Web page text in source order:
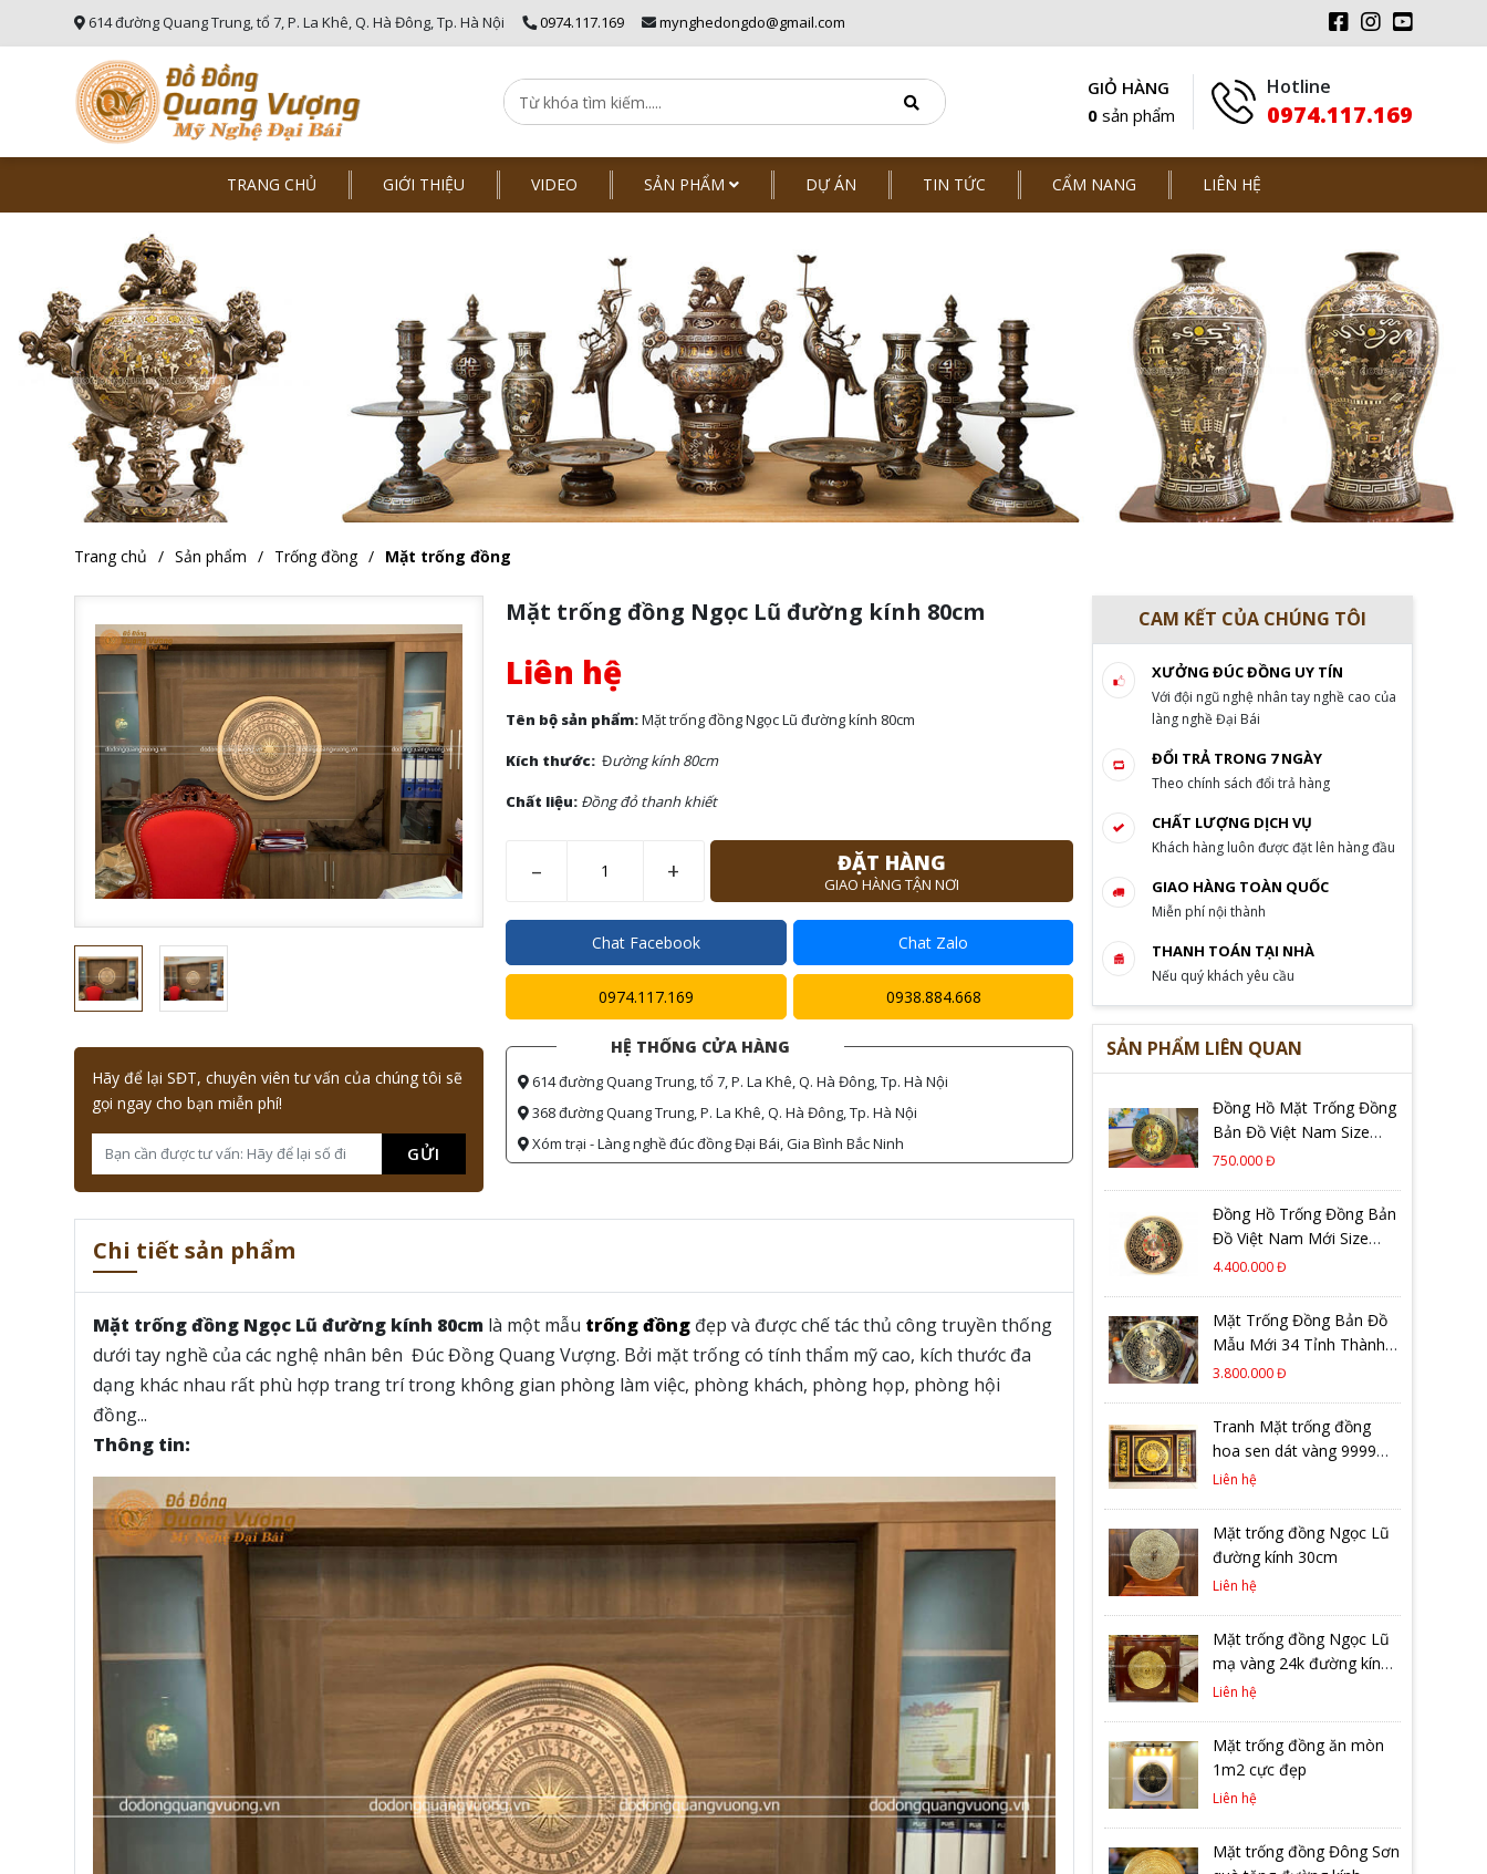
614 đường Quang Trung, tổ 7, P. La Khê, Q. Hà Đông, Tp. Hà Nội 0974.117.169 mynghedongdo@gmail.com
GIỎ HÀNG
0 sản phẩm
Hotline
0974.117.169
TRANG CHỦ GIỚI THIỆU VIDEO SẢN PHẨM DỰ ÁN TIN TỨC CẨM NANG LIÊN HỆ
Trang chủ Sản phẩm Trống đồng Mặt trống đồng
Hãy để lại SĐT, chuyên viên tư vấn của chúng tôi sẽ
gọi ngay cho bạn miễn phí!
GỬI
Mặt trống đồng Ngọc Lũ đường kính 80cm
Liên hệ
Tên bộ sản phẩm:Mặt trống đồng Ngọc Lũ đường kính 80cm
Kích thước: Đường kính 80cm
Chất liệu: Đồng đỏ thanh khiết
– + ĐẶT HÀNG
GIAO HÀNG TẬN NƠI
Chat Facebook Chat Zalo
0974.117.169 0938.884.668
HỆ THỐNG CỬA HÀNG
614 đường Quang Trung, tổ 7, P. La Khê, Q. Hà Đông, Tp. Hà Nội
368 đường Quang Trung, P. La Khê, Q. Hà Đông, Tp. Hà Nội
Xóm trại - Làng nghề đúc đồng Đại Bái, Gia Bình Bắc Ninh
Chi tiết sản phẩm
Mặt trống đồng Ngọc Lũ đường kính 80cm là một mẫu trống đồng đẹp và được chế tác thủ công truyền thống
dưới tay nghề của các nghệ nhân bên Đúc Đồng Quang Vượng. Bởi mặt trống có tính thẩm mỹ cao, kích thước đa
dạng khác nhau rất phù hợp trang trí trong không gian phòng làm việc, phòng khách, phòng họp, phòng hội
đồng...
Thông tin:
CAM KẾT CỦA CHÚNG TÔI
XƯỞNG ĐÚC ĐỒNG UY TÍN
Với đội ngũ nghệ nhân tay nghề cao của
làng nghề Đại Bái
ĐỔI TRẢ TRONG 7 NGÀY
Theo chính sách đổi trả hàng
CHẤT LƯỢNG DỊCH VỤ
Khách hàng luôn được đặt lên hàng đầu
GIAO HÀNG TOÀN QUỐC
Miễn phí nội thành
THANH TOÁN TẠI NHÀ
Nếu quý khách yêu cầu
SẢN PHẨM LIÊN QUAN
Đồng Hồ Mặt Trống Đồng
Bản Đồ Việt Nam Size
30cm Cao Cấp
750.000 Đ
Đồng Hồ Trống Đồng Bản
Đồ Việt Nam Mới Size
80cm – Mẫu Mới Nhất
4.400.000 Đ
Mặt Trống Đồng Bản Đồ
Mẫu Mới 34 Tỉnh Thành
Việt Nam
3.800.000 Đ
Tranh Mặt trống đồng
hoa sen dát vàng 9999
kích thước 90cm x 1m27
Liên hệ
Mặt trống đồng Ngọc Lũ
đường kính 30cm
Liên hệ
Mặt trống đồng Ngọc Lũ
mạ vàng 24k đường kính
1m3 khung gỗ vuông
Liên hệ
Mặt trống đồng ăn mòn
1m2 cực đẹp
Liên hệ
Mặt trống đồng Đông Sơn